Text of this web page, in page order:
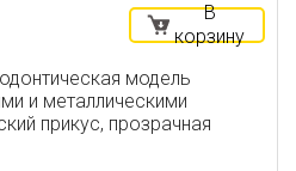
В
корзину
модель
и металлическими
прикус, прозрачная